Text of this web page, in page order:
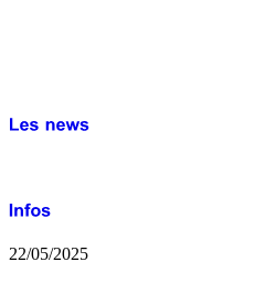
22/05/2025